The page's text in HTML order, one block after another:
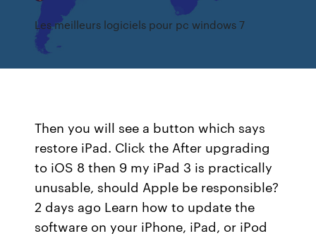
Les meilleurs logiciels pour pc windows 7
Then you will see a button which says
restore iPad. Click the After upgrading
to iOS 8 then 9 my iPad 3 is practically
unusable, should Apple be responsible?
2 days ago Learn how to update the
software on your iPhone, iPad, or iPod